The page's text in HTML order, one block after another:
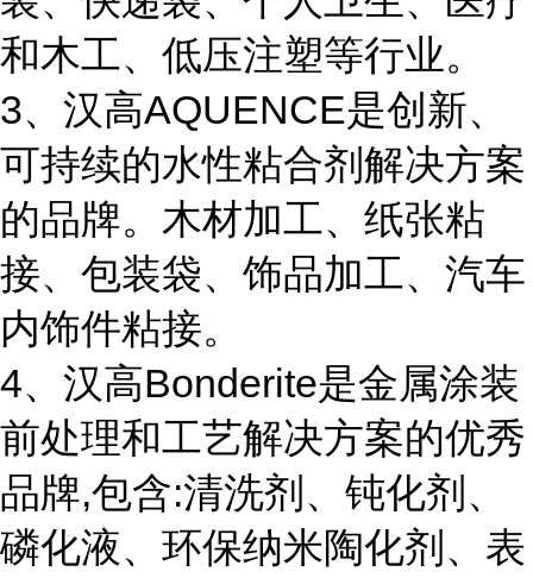
和木工、低压注塑等行业。
3、汉高AQUENCE是创新、
可持续的水性粘合剂解决方案
的品牌。木材加工、纸张粘
接、包装袋、饰品加工、汽车
内饰件粘接。
4、汉高Bonderite是金属涂装
前处理和工艺解决方案的优秀
品牌,包含:清洗剂、钝化剂、
磷化液、环保纳米陶化剂、表